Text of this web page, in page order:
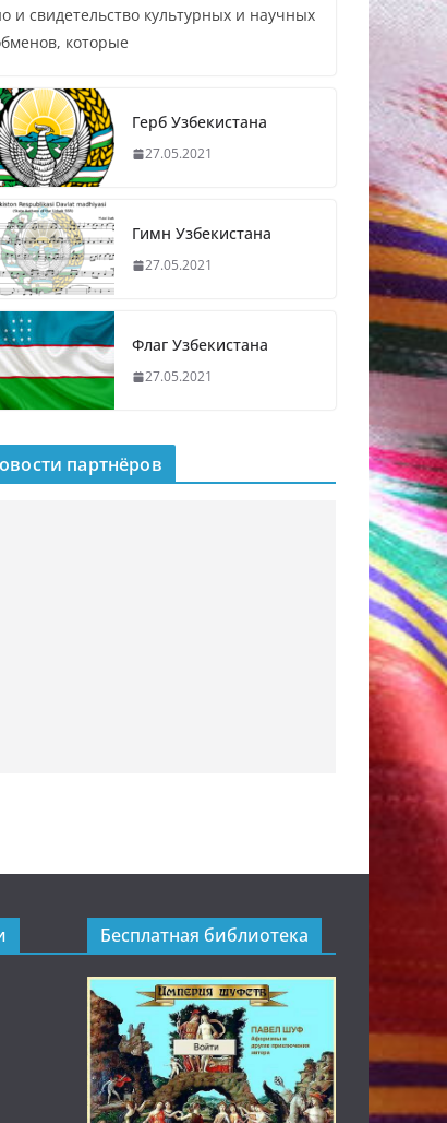
и свидетельство культурных и научных
которые
Герб Узбекистана
27.05.2021
Гимн Узбекистана
27.05.2021
Флаг Узбекистана
27.05.2021
партнёров
Бесплатная библиотека